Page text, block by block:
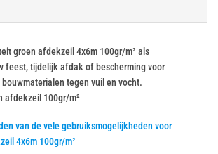
groen afdekzeil 4x6m 100gr/m² als
feest, tijdelijk afdak of bescherming voor
tegen vuil en vocht.
afdekzeil 100gr/m²
van de vele gebruiksmogelijkheden voor
4x6m 100gr/m²